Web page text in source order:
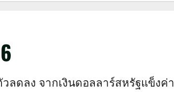
ลดลง จากเงินดอลลาร์สหรัฐแข็งค่า